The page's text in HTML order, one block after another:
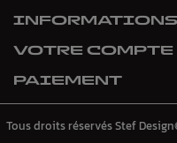
INFORMATIONS
VOTRE COMPTE
PAIEMENT
Tous droits réservés Stef